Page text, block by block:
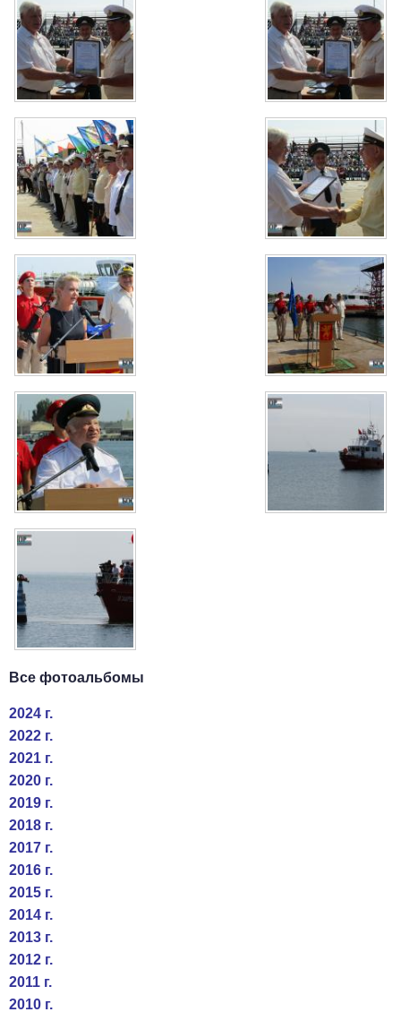
Все фотоальбомы
2024 г.
2022 г.
2021 г.
2020 г.
2019 г.
2018 г.
2017 г.
2016 г.
2015 г.
2014 г.
2013 г.
2012 г.
2011 г.
2010 г.